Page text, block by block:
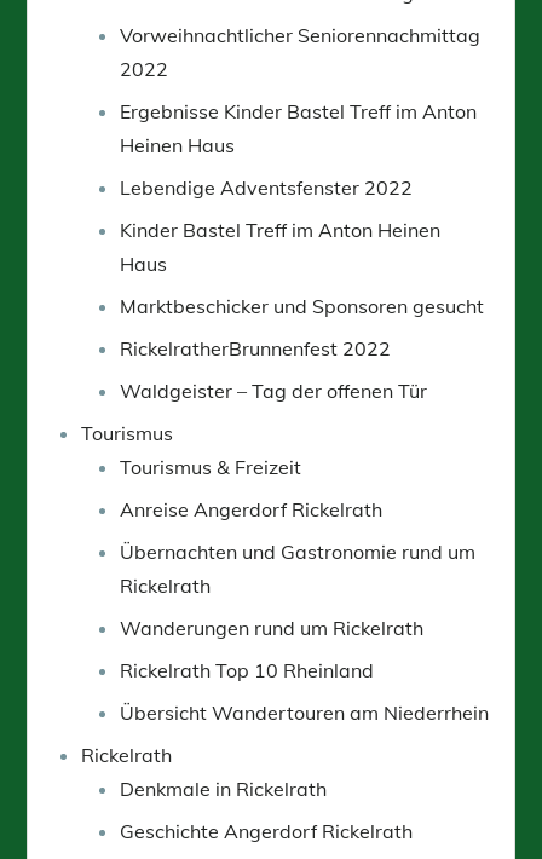
Vorweihnachtlicher Seniorennachmittag
2022
Ergebnisse Kinder Bastel Treff im Anton
Heinen Haus
Lebendige Adventsfenster 2022
Kinder Bastel Treff im Anton Heinen
Haus
Marktbeschicker und Sponsoren gesucht
RickelratherBrunnenfest 2022
Waldgeister – Tag der offenen Tür
Tourismus
Tourismus & Freizeit
Anreise Angerdorf Rickelrath
Übernachten und Gastronomie rund um
Rickelrath
Wanderungen rund um Rickelrath
Rickelrath Top 10 Rheinland
Übersicht Wandertouren am Niederrhein
Rickelrath
Denkmale in Rickelrath
Geschichte Angerdorf Rickelrath